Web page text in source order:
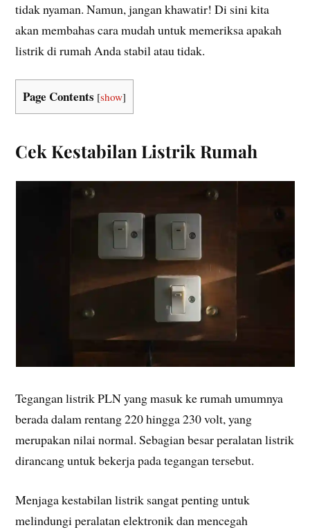
tidak nyaman. Namun, jangan khawatir! Di sini kita
akan membahas cara mudah untuk memeriksa apakah
listrik di rumah Anda stabil atau tidak.
Page Contents [show]
Cek Kestabilan Listrik Rumah
Tegangan listrik PLN yang masuk ke rumah umumnya
berada dalam rentang 220 hingga 230 volt, yang
merupakan nilai normal. Sebagian besar peralatan listrik
dirancang untuk bekerja pada tegangan tersebut.
Menjaga kestabilan listrik sangat penting untuk
melindungi peralatan elektronik dan mencegah